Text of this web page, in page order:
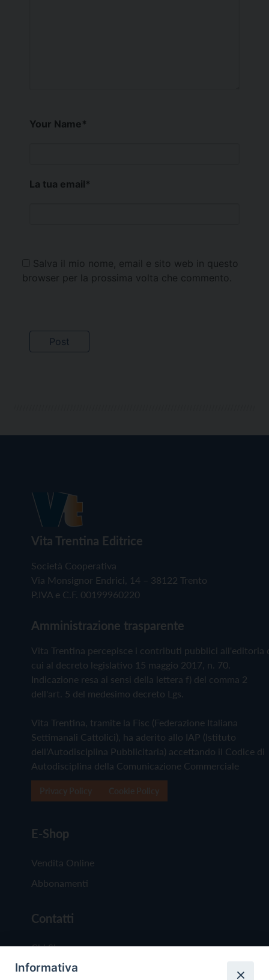
Your Name*
La tua email*
Salva il mio nome, email e sito web in questo
browser per la prossima volta che commento.
Vita Trentina Editrice
Società Cooperativa
Via Monsignor Endrici, 14 – 38122 Trento
P.IVA e C.F. 00199960220
Amministrazione trasparente
Vita Trentina percepisce i contributi pubblici all'editoria
cui al decreto legislativo 15 maggio 2017, n. 70.
Indicazione resa ai sensi della lettera f) del comma 2
dell'art. 5 del medesimo decreto Lgs.
Vita Trentina, tramite la Fisc (Federazione Italiana
Settimanali Cattolici), ha aderito allo IAP (Istituto
dell'Autodisciplina Pubblicitaria) accettando il Codice di
Autodisciplina della Comunicazione Commerciale
E-Shop
Vendita Online
Abbonamenti
Contatti
Chi Siamo
Redazione
Informativa